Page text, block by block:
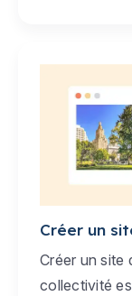
Créer un
Créer un site
collectivité